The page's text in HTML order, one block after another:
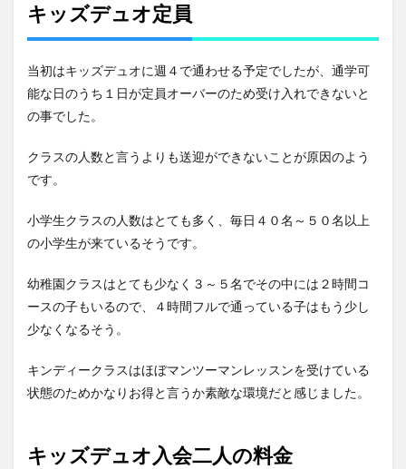
キッズデュオ定員
当初はキッズデュオに週４で通わせる予定でしたが、通学可
能な日のうち１日が定員オーバーのため受け入れできないと
の事でした。
クラスの人数と言うよりも送迎ができないことが原因のよう
です。
小学生クラスの人数はとても多く、毎日４０名～５０名以上
の小学生が来ているそうです。
幼稚園クラスはとても少なく３～５名でその中には２時間コ
ースの子もいるので、４時間フルで通っている子はもう少し
少なくなるそう。
キンディークラスはほぼマンツーマンレッスンを受けている
状態のためかなりお得と言うか素敵な環境だと感じました。
キッズデュオ入会二人の料金